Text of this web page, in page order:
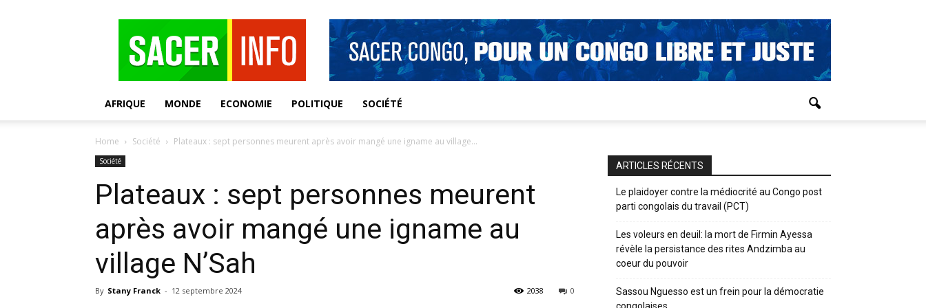
AFRIQUE MONDE ECONOMIE POLITIQUE SOCIÉTÉ
Home Société Plateaux : sept personnes meurent après avoir mangé une igname au village...
Société
Plateaux : sept personnes meurent
après avoir mangé une igname au
village N’Sah
By Stany Franck - 12 septembre 2024 0
2038
ARTICLES RÉCENTS
Le plaidoyer contre la médiocrité au Congo post
parti congolais du travail (PCT)
Les voleurs en deuil: la mort de Firmin Ayessa
révèle la persistance des rites Andzimba au
coeur du pouvoir
Sassou Nguesso est un frein pour la démocratie